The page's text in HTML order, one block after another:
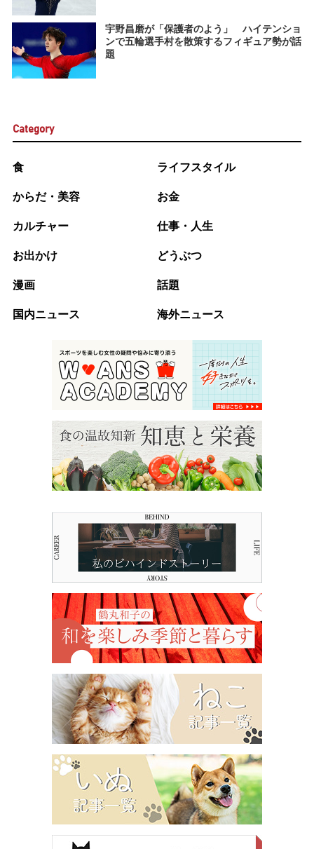
宇野昌磨が「保護者のよう」 ハイテンショ
ンで五輪選手村を散策するフィギュア勢が話
題
Category
食 ライフスタイル
からだ・美容 お金
カルチャー 仕事・人生
お出かけ どうぶつ
漫画 話題
国内ニュース 海外ニュース